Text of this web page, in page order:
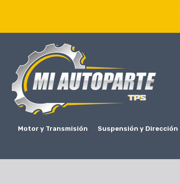
Motor y Transmisión Suspensión y Dirección